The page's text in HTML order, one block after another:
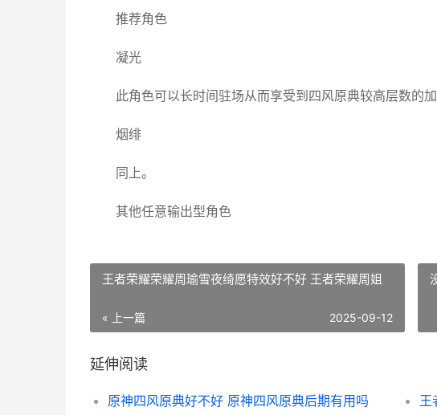
推荐角色
凝光
此角色可以长时间驻场从而享受到四风原典较高层数的加
烟绯
同上。
其他任意输出型角色
王者荣耀荣耀周瑜雪夜绮愿特效好不好 王者荣耀周姐
« 上一篇 2025-09-12
延伸阅读
原神四风原典好不好 原神四风原典后期有用吗